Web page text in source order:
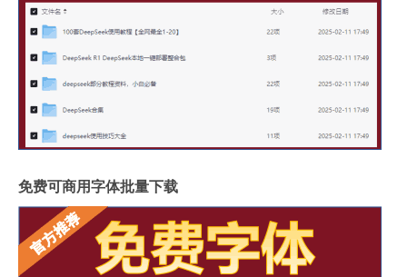
免费可商用字体批量下载